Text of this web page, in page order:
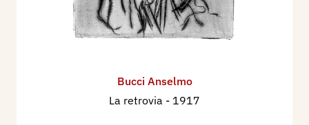
Bucci Anselmo
La retrovia - 1917